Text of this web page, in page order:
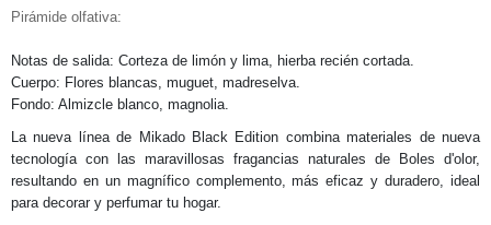
Pirámide olfativa:
Notas de salida: Corteza de limón y lima, hierba recién cortada.
Cuerpo: Flores blancas, muguet, madreselva.
Fondo: Almizcle blanco, magnolia.
La nueva línea de Mikado Black Edition combina materiales de nueva
tecnología con las maravillosas fragancias naturales de Boles d'olor,
resultando en un magnífico complemento, más eficaz y duradero, ideal
para decorar y perfumar tu hogar.